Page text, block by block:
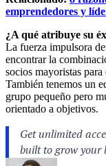
emprendedores y
¿A qué atribuye su
La fuerza impulsora
encontrar la
socios mayoristas
También tenemos un
grupo pequeño pero
orientado a objetivos.